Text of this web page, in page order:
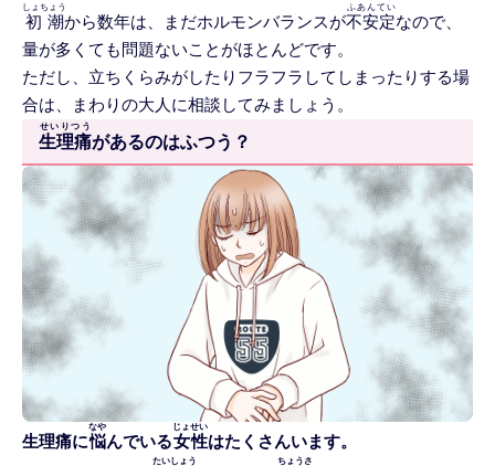
初潮
しょちょう
から数年は、まだホルモンバランスが不安定
ふあんてい
なので、
量が多くても問題ないことがほとんどです。
ただし、立ちくらみがしたりフラフラしてしまったりする場
合は、まわりの大人に相談してみましょう。
生理痛
せいりつう
があるのはふつう？
生理痛に悩
なや
んでいる女性
じょせい
はたくさんいます。
たいしょう ちょうさ